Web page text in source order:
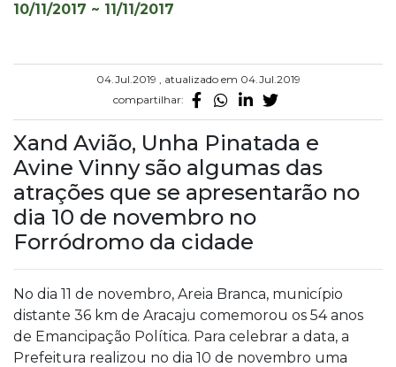
10/11/2017 ~ 11/11/2017
04.Jul.2019 , atualizado em 04.Jul.2019
compartilhar:
Xand Avião, Unha Pinatada e
Avine Vinny são algumas das
atrações que se apresentarão no
dia 10 de novembro no
Forródromo da cidade
No dia 11 de novembro, Areia Branca, município
distante 36 km de Aracaju comemorou os 54 anos
de Emancipação Política. Para celebrar a data, a
Prefeitura realizou no dia 10 de novembro uma